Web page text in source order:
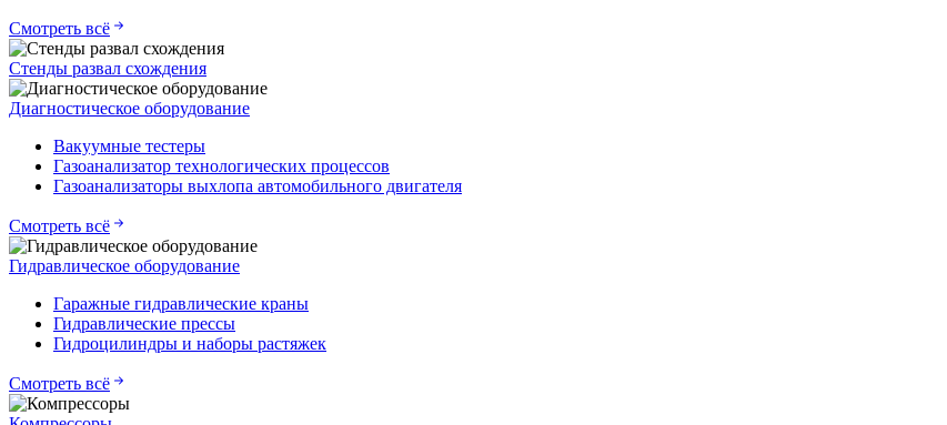
Смотреть всё
Стенды развал схождения
Диагностическое оборудование
Вакуумные тестеры
Газоанализатор технологических процессов
Газоанализаторы выхлопа автомобильного двигателя
Смотреть всё
Гидравлическое оборудование
Гаражные гидравлические краны
Гидравлические прессы
Гидроцилиндры и наборы растяжек
Смотреть всё